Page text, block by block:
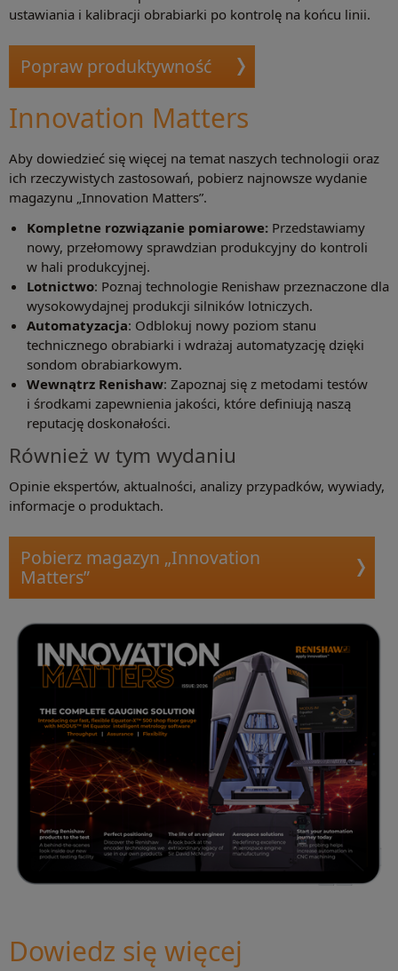
ustawiania i kalibracji obrabiarki po kontrolę na końcu linii.
Popraw produktywność
Innovation Matters
Aby dowiedzieć się więcej na temat naszych technologii oraz
ich rzeczywistych zastosowań, pobierz najnowsze wydanie
magazynu „Innovation Matters”.
Kompletne rozwiązanie pomiarowe: Przedstawiamy
nowy, przełomowy sprawdzian produkcyjny do kontroli
w hali produkcyjnej.
Lotnictwo: Poznaj technologie Renishaw przeznaczone dla
wysokowydajnej produkcji silników lotniczych.
Automatyzacja: Odblokuj nowy poziom stanu
technicznego obrabiarki i wdrażaj automatyzację dzięki
sondom obrabiarkowym.
Wewnątrz Renishaw: Zapoznaj się z metodami testów
i środkami zapewnienia jakości, które definiują naszą
reputację doskonałości.
Również w tym wydaniu
Opinie ekspertów, aktualności, analizy przypadków, wywiady,
informacje o produktach.
Pobierz magazyn „Innovation
Matters”
Dowiedz się więcej